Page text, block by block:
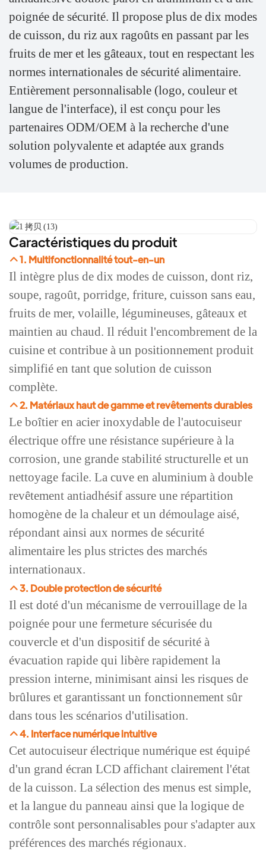
poignée de sécurité. Il propose plus de dix modes
de cuisson, du riz aux ragoûts en passant par les
fruits de mer et les gâteaux, tout en respectant les
normes internationales de sécurité alimentaire.
Entièrement personnalisable (logo, couleur et
langue de l'interface), il est conçu pour les
partenaires ODM/OEM à la recherche d'une
solution polyvalente et adaptée aux grands
volumes de production.
Caractéristiques du produit
1. Multifonctionnalité tout-en-un
Il intègre plus de dix modes de cuisson, dont riz,
soupe, ragoût, porridge, friture, cuisson sans eau,
fruits de mer, volaille, légumineuses, gâteaux et
maintien au chaud. Il réduit l'encombrement de la
cuisine et contribue à un positionnement produit
simplifié en tant que solution de cuisson
complète.
2. Matériaux haut de gamme et revêtements durables
Le boîtier en acier inoxydable de l'autocuiseur
électrique offre une résistance supérieure à la
corrosion, une grande stabilité structurelle et un
nettoyage facile. La cuve en aluminium à double
revêtement antiadhésif assure une répartition
homogène de la chaleur et un démoulage aisé,
répondant ainsi aux normes de sécurité
alimentaire les plus strictes des marchés
internationaux.
3. Double protection de sécurité
Il est doté d'un mécanisme de verrouillage de la
poignée pour une fermeture sécurisée du
couvercle et d'un dispositif de sécurité à
évacuation rapide qui libère rapidement la
pression interne, minimisant ainsi les risques de
brûlures et garantissant un fonctionnement sûr
dans tous les scénarios d'utilisation.
4. Interface numérique intuitive
Cet autocuiseur électrique numérique est équipé
d'un grand écran LCD affichant clairement l'état
de la cuisson. La sélection des menus est simple,
et la langue du panneau ainsi que la logique de
contrôle sont personnalisables pour s'adapter aux
préférences des marchés régionaux.